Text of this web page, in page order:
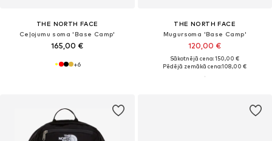
THE NORTH FACE
Ceļojumu soma 'Base Camp'
165,00 €
+6
THE NORTH FACE
Mugursoma 'Base Camp'
120,00 €
Sākotnējā cena: 150,00 €
Pēdējā zemākā cena:108,00 €